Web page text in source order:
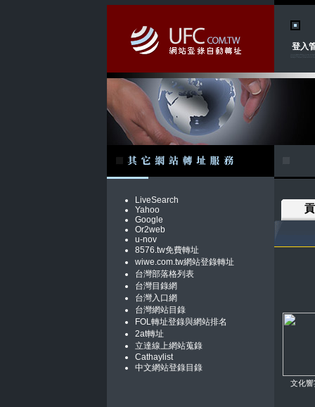
登入
LiveSearch
Yahoo
Google
Or2web
u-nov
8576.tw免費轉址
wiwe.com.tw網站登錄轉址
台灣部落格列表
台灣目錄網
台灣入口網
台灣網站目錄
FOL轉址登錄與網站排名
2at轉址
立達線上網站蒐錄
Cathaylist
中文網站登錄目錄
文化